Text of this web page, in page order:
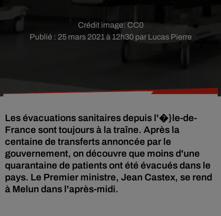
Publié : 25 mars 2021 à 12h30 par Lucas Pierre
Crédit image: CC0
Les évacuations sanitaires depuis l'�}le-de-
France sont toujours à la traîne. Après la
centaine de transferts annoncée par le
gouvernement, on découvre que moins d'une
quarantaine de patients ont été évacués dans le
pays. Le Premier ministre, Jean Castex, se rend
à Melun dans l'après-midi.